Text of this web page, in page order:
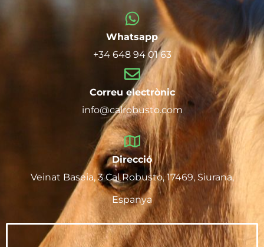
Whatsapp
+34 648 94 01 63
Correu electrònic
info@calrobusto.com
Direcció
Veinat Baseia, 3 Cal Robusto, 17469, Siurana,
Espanya